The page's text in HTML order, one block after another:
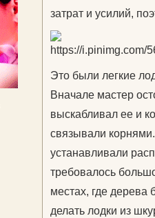
затрат и усилий,
Это были легкие
Вначале мастер
выскабливал ее и
связывали
устанавливали
требовалось
местах, где
делать лодки из